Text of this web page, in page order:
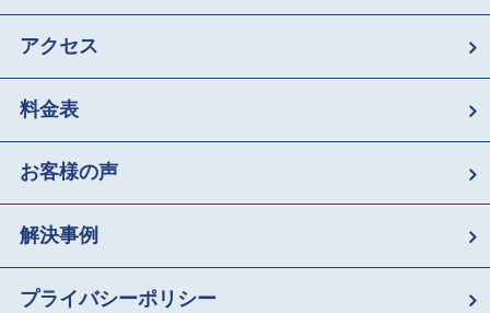
アクセス
料金表
お客様の声
解決事例
プライバシーポリシー